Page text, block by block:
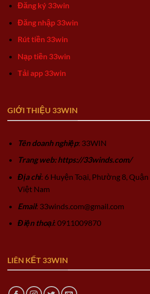
Đăng ký 33win
Đăng nhập 33win
Rút tiền 33win
Nạp tiền 33win
Tải app 33win
GIỚI THIỆU 33WIN
Tên doanh nghiệp: 33WIN
Trang web: https://33winds.com/
Địa chỉ: 6 Huyện Toại, Phường 8,
Việt Nam
Email: 33winds.com@gmail.com
Điện thoại: 0911009870
LIÊN KẾT 33WIN